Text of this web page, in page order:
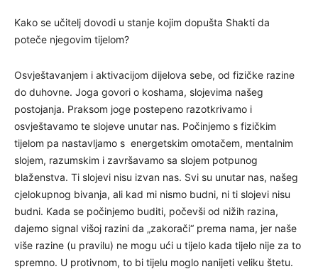
Kako se učitelj dovodi u stanje kojim dopušta Shakti da
poteče njegovim tijelom?
Osvještavanjem i aktivacijom dijelova sebe, od fizičke razine
do duhovne. Joga govori o koshama, slojevima našeg
postojanja. Praksom joge postepeno razotkrivamo i
osvještavamo te slojeve unutar nas. Počinjemo s fizičkim
tijelom pa nastavljamo s energetskim omotačem, mentalnim
slojem, razumskim i završavamo sa slojem potpunog
blaženstva. Ti slojevi nisu izvan nas. Svi su unutar nas, našeg
cjelokupnog bivanja, ali kad mi nismo budni, ni ti slojevi nisu
budni. Kada se počinjemo buditi, počevši od nižih razina,
dajemo signal višoj razini da „zakorači“ prema nama, jer naše
više razine (u pravilu) ne mogu ući u tijelo kada tijelo nije za to
spremno. U protivnom, to bi tijelu moglo nanijeti veliku štetu.